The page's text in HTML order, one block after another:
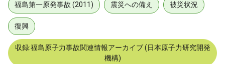
福島第一原発事故 (2011) 震災への備え 被災状況
復興
収録:福島原子力事故関連情報アーカイブ (日本原子力研究開発
機構)